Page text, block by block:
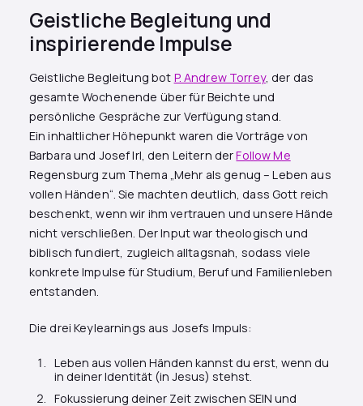
Geistliche Begleitung und
inspirierende Impulse
Geistliche Begleitung bot P. Andrew Torrey, der das
gesamte Wochenende über für Beichte und
persönliche Gespräche zur Verfügung stand.
Ein inhaltlicher Höhepunkt waren die Vorträge von
Barbara und Josef Irl, den Leitern derFollow Me
Regensburg zum Thema „Mehr als genug – Leben aus
vollen Händen“. Sie machten deutlich, dass Gott reich
beschenkt, wenn wir ihm vertrauen und unsere Hände
nicht verschließen. Der Input war theologisch und
biblisch fundiert, zugleich alltagsnah, sodass viele
konkrete Impulse für Studium, Beruf und Familienleben
entstanden.
Die drei Keylearnings aus Josefs Impuls:
Leben aus vollen Händen kannst du erst, wenn du
in deiner Identität (in Jesus) stehst.
Fokussierung deiner Zeit zwischen SEIN und